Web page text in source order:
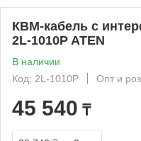
КВМ-кабель с
2L-1010P ATEN
В наличии
Код: 2L-1010P
Опт и
45 540 ₸